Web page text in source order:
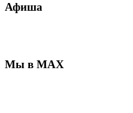
Афиша
Мы в MAX